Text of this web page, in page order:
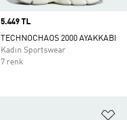
Price
5.449 TL
TECHNOCHAOS 2000 AYAKKABI
Kadın Sportswear
7 renk